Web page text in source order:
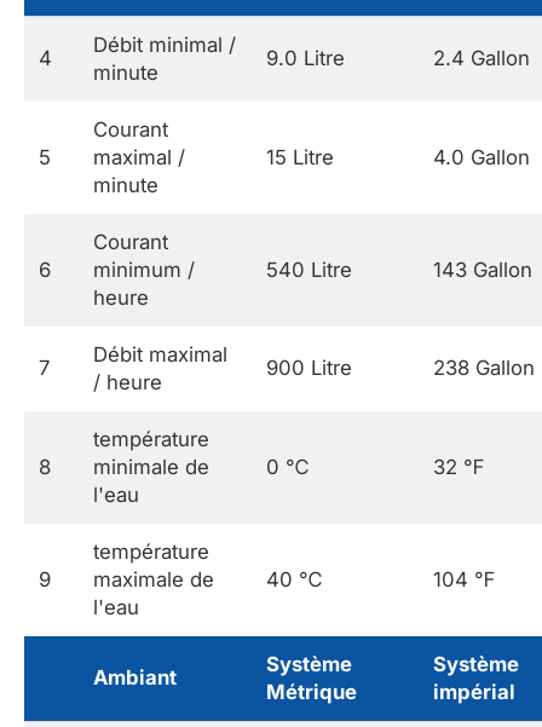
4
Débit minimal /
minute
9.0 Litre 2.4 Gallon
5
Courant
maximal /
minute
15 Litre 4.0 Gallon
6
Courant
minimum /
heure
540 Litre 143 Gallon
7
Débit maximal
/ heure
900 Litre 238 Gallon
8
température
minimale de
l'eau
0 ℃ 32 ℉
9
température
maximale de
l'eau
40 ℃ 104 ℉
Ambiant
Système
Métrique
Système
impérial